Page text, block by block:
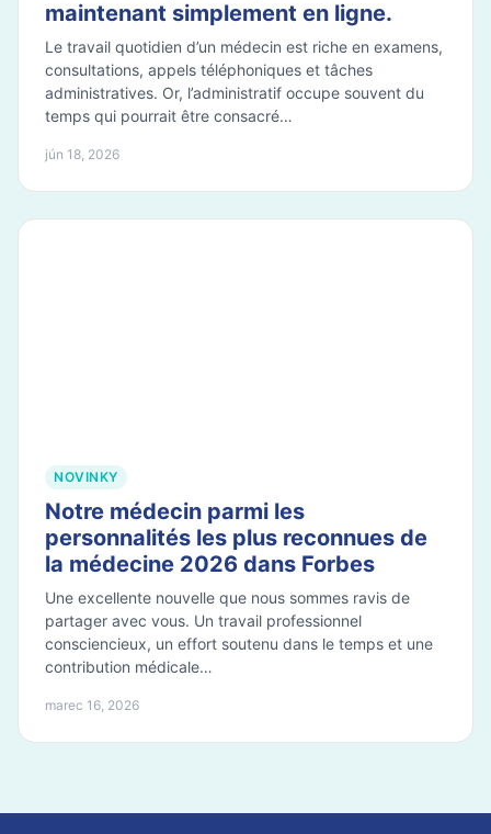
maintenant simplement en ligne.
Le travail quotidien d’un médecin est riche en examens,
consultations, appels téléphoniques et tâches
administratives. Or, l’administratif occupe souvent du
temps qui pourrait être consacré…
jún 18, 2026
NOVINKY
Notre médecin parmi les
personnalités les plus reconnues de
la médecine 2026 dans Forbes
Une excellente nouvelle que nous sommes ravis de
partager avec vous. Un travail professionnel
consciencieux, un effort soutenu dans le temps et une
contribution médicale…
marec 16, 2026